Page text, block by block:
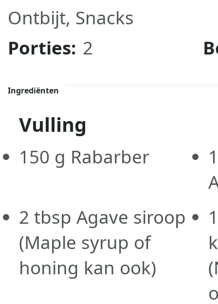
Ontbijt, Snacks
Porties: 2
Ingrediënten
Vulling
150 g Rabarber
2 tbsp Agave siroop
(Maple syrup of
honing kan ook)